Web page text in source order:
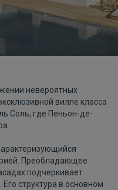
невероятных
вилле класса
Соль, где Пеньон-де-
Преобладающее
подчеркивает
структура в основном